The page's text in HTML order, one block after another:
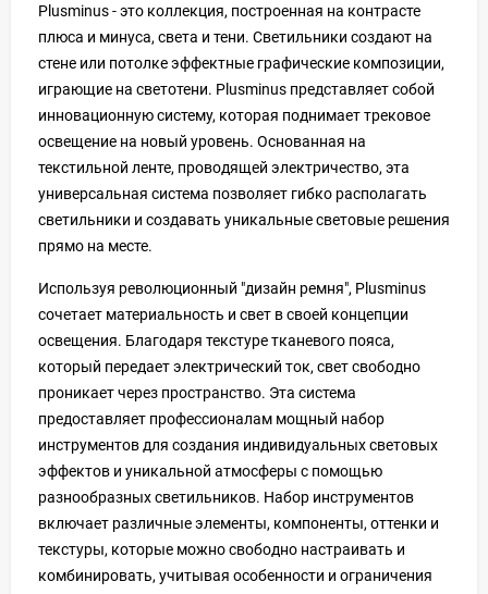
Plusminus - это коллекция, построенная на контрасте
плюса и минуса, света и тени. Светильники создают на
стене или потолке эффектные графические композиции,
играющие на светотени. Plusminus представляет собой
инновационную систему, которая поднимает трековое
освещение на новый уровень. Основанная на
текстильной ленте, проводящей электричество, эта
универсальная система позволяет гибко располагать
светильники и создавать уникальные световые решения
прямо на месте.
Используя революционный "дизайн ремня", Plusminus
сочетает материальность и свет в своей концепции
освещения. Благодаря текстуре тканевого пояса,
который передает электрический ток, свет свободно
проникает через пространство. Эта система
предоставляет профессионалам мощный набор
инструментов для создания индивидуальных световых
эффектов и уникальной атмосферы с помощью
разнообразных светильников. Набор инструментов
включает различные элементы, компоненты, оттенки и
текстуры, которые можно свободно настраивать и
комбинировать, учитывая особенности и ограничения